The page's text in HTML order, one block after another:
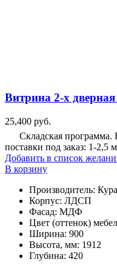
Витрина 2-х
25,400 руб.
Складская программа.
поставки под заказ: 1-2,5
Добавить в список
В корзину
Производитель:
Корпус: ЛДСП
Фасад: МДФ
Цвет (оттенок)
Ширина: 900
Высота, мм: 1912
Глубина: 420